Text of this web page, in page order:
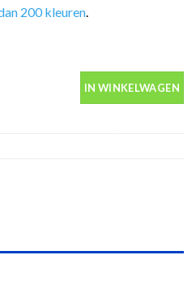
200 kleuren.
IN WINKELWAGEN